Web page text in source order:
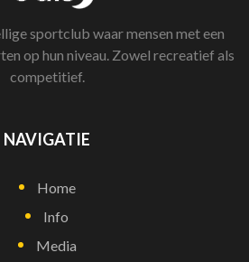
sportclub waar mensen met een
op hun niveau. Zowel recreatief als
competitief.
NAVIGATIE
Home
Info
Media